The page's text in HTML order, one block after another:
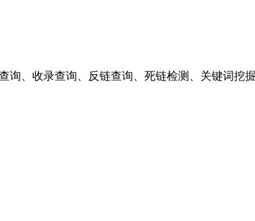
询、收录查询、反链查询、死链检测、关键词挖